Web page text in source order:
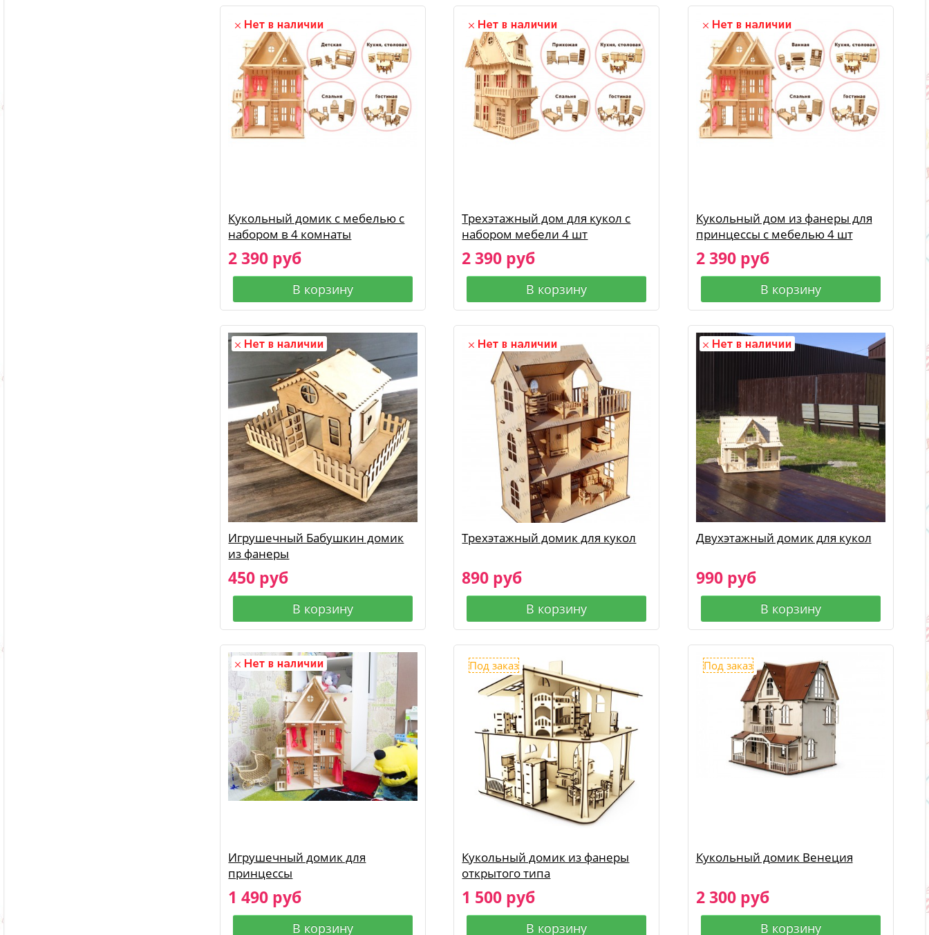
Кукольный домик с мебелью с
набором в 4 комнаты
2 390 руб
В корзину
Трехэтажный дом для кукол с
набором мебели 4 шт
2 390 руб
В корзину
Кукольный дом из фанеры для
принцессы с мебелью 4 шт
2 390 руб
В корзину
Игрушечный Бабушкин домик
из фанеры
450 руб
В корзину
Трехэтажный домик для кукол
890 руб
В корзину
Двухэтажный домик для кукол
990 руб
В корзину
Игрушечный домик для
принцессы
1 490 руб
В корзину
Под заказ
Кукольный домик из фанеры
открытого типа
1 500 руб
В корзину
Под заказ
Кукольный домик Венеция
2 300 руб
В корзину